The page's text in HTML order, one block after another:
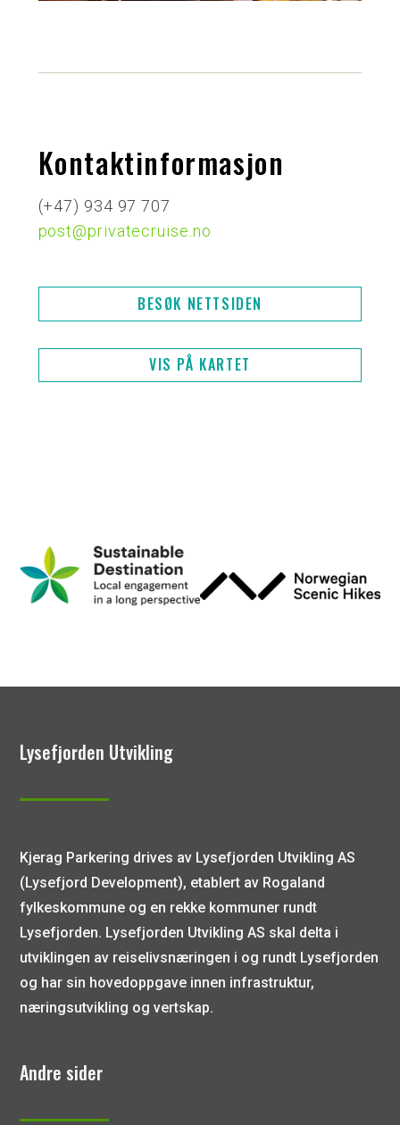
Kontaktinformasjon
(+47) 934 97 707
post@privatecruise.no
BESØK NETTSIDEN
VIS PÅ KARTET
Lysefjorden Utvikling
Kjerag Parkering drives av Lysefjorden Utvikling AS
(Lysefjord Development), etablert av Rogaland
fylkeskommune og en rekke kommuner rundt
Lysefjorden. Lysefjorden Utvikling AS skal delta i
utviklingen av reiselivsnæringen i og rundt Lysefjorden
og har sin hovedoppgave innen infrastruktur,
næringsutvikling og vertskap.
Andre sider